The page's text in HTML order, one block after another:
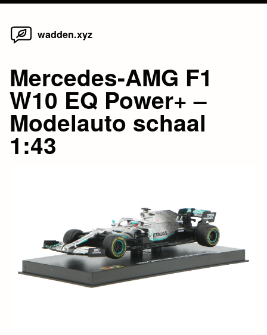
Skip
wadden.xyz
Mercedes-AMG F1
W10 EQ Power+ –
Modelauto schaal
1:43